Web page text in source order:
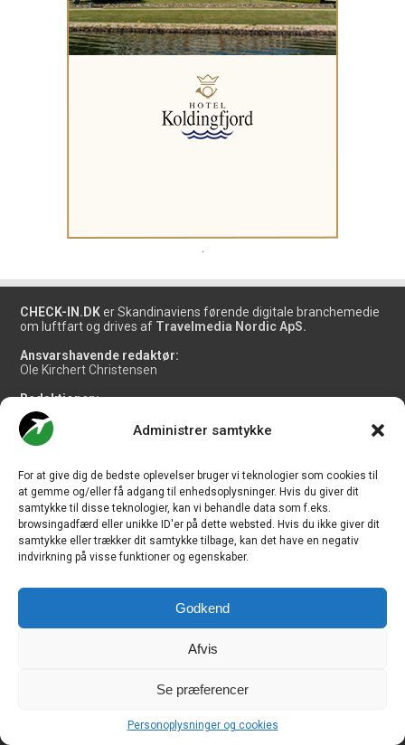
Administrer samtykke
For at give dig de bedste oplevelser bruger vi teknologier som cookies til
at gemme og/eller få adgang til enhedsoplysninger. Hvis du giver dit
samtykke til disse teknologier, kan vi behandle data som f.eks.
browsingadfærd eller unikke ID'er på dette websted. Hvis du ikke giver dit
samtykke eller trækker dit samtykke tilbage, kan det have en negativ
indvirkning på visse funktioner og egenskaber.
Godkend
Afvis
Se præferencer
Personoplysninger og cookies
CHECK-IN.DK er Skandinaviens førende digitale branchemedie
om luftfart og drives af Travelmedia Nordic ApS.
Ansvarshavende redaktør:
Ole Kirchert Christensen
Redaktionen:
Christian Granhøj Skouboe
Henrik Baumgarten
Danny Longhi Andreasen
Salg og jobannoncer:
salg@travelmedianordic.com
Vi tager ansvar for indholdet og er tilmeldt
CVR-nr.: 34 20 20 87 © Copyright 2010-2026 - CHECK-IN.dk